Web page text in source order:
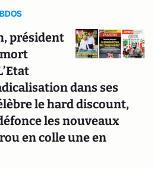
président
dans ses
le hard discount,
les nouveaux
en colle une en